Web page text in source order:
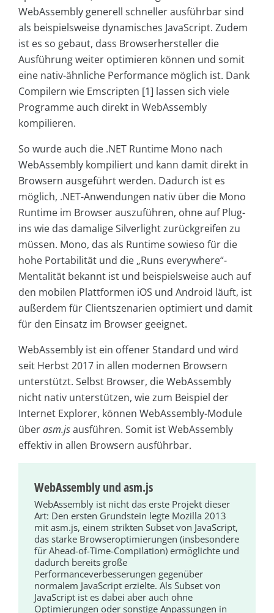
WebAssembly generell schneller ausführbar sind
als beispielsweise dynamisches JavaScript. Zudem
ist es so gebaut, dass Browserhersteller die
Ausführung weiter optimieren können und somit
eine nativ-ähnliche Performance möglich ist. Dank
Compilern wie Emscripten [1] lassen sich viele
Programme auch direkt in WebAssembly
kompilieren.
So wurde auch die .NET Runtime Mono nach
WebAssembly kompiliert und kann damit direkt in
Browsern ausgeführt werden. Dadurch ist es
möglich, .NET-Anwendungen nativ über die Mono
Runtime im Browser auszuführen, ohne auf Plug-
ins wie das damalige Silverlight zurückgreifen zu
müssen. Mono, das als Runtime sowieso für die
hohe Portabilität und die „Runs everywhere“-
Mentalität bekannt ist und beispielsweise auch auf
den mobilen Plattformen iOS und Android läuft, ist
außerdem für Clientszenarien optimiert und damit
für den Einsatz im Browser geeignet.
WebAssembly ist ein offener Standard und wird
seit Herbst 2017 in allen modernen Browsern
unterstützt. Selbst Browser, die WebAssembly
nicht nativ unterstützen, wie zum Beispiel der
Internet Explorer, können WebAssembly-Module
überasm.jsausführen. Somit ist WebAssembly
effektiv in allen Browsern ausführbar.
WebAssembly und asm.js
WebAssembly ist nicht das erste Projekt dieser
Art: Den ersten Grundstein legte Mozilla 2013
mit asm.js, einem strikten Subset von JavaScript,
das starke Browseroptimierungen (insbesondere
für Ahead-of-Time-Compilation) ermöglichte und
dadurch bereits große
Performanceverbesserungen gegenüber
normalem JavaScript erzielte. Als Subset von
JavaScript ist es dabei aber auch ohne
Optimierungen oder sonstige Anpassungen in